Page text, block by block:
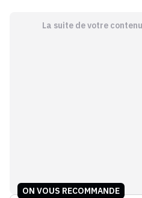
La suite de votre
ON VOUS RECOMMANDE